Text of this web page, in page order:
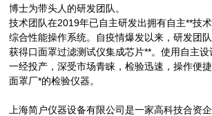
博士为带头人的研发团队。
技术团队在2019年已自主研发出拥有自主**技
综合性能操作系统。自疫情爆发以来，研发团
获得口面罩过滤测试仪集成芯片**。使用自主
一经投产，深受市场青睐，检验迅速，操作便
面罩厂*的检验仪器。
上海简户仪器设备有限公司是一家高科技合资